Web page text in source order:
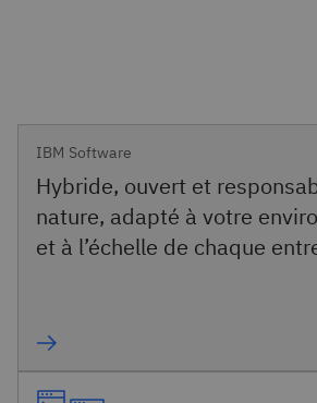
IBM Software
Hybride, ouvert et
nature, adapté à votre
et à l’échelle de chaque